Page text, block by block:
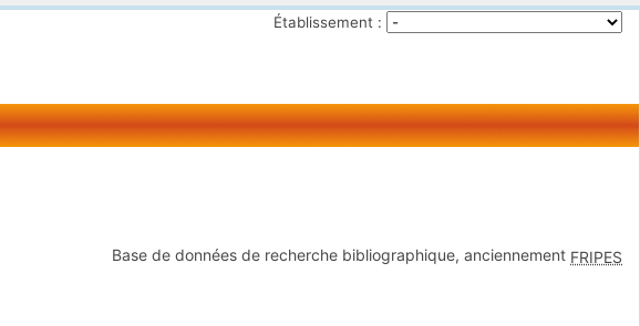
Établissement :
Base de données de recherche bibliographique, anciennement FRIPES